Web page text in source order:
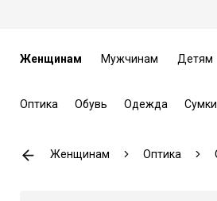
Женщинам Мужчинам Детям
Оптика Обувь Одежда Сумки
Женщинам Оптика